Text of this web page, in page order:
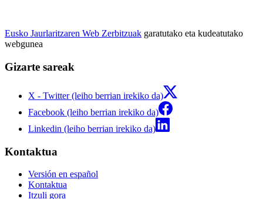
Eusko Jaurlaritzaren Web Zerbitzuak garatutako eta kudeatutako
webgunea
Gizarte sareak
X - Twitter (leiho berrian irekiko da)
Facebook (leiho berrian irekiko da)
Linkedin (leiho berrian irekiko da)
Kontaktua
Versión en español
Kontaktua
Itzuli gora